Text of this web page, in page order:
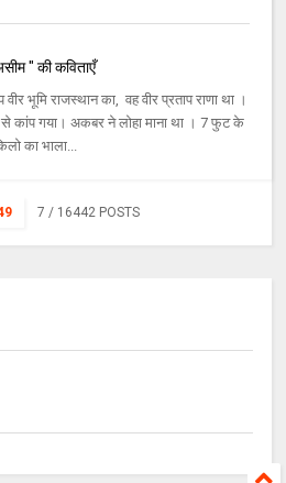
" की कविताएँ
वीर भूमि राजस्थान का, वह वीर प्रताप राणा था ।
कांप गया। अकबर ने लोहा माना था । 7 फुट के
का भाला...
7 / 16442 POSTS